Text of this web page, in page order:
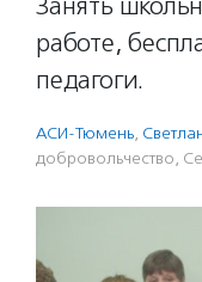
работе,
педагоги.
АСИ-Тюмень,
доброволь­чест­во,